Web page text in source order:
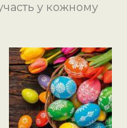
у кожному